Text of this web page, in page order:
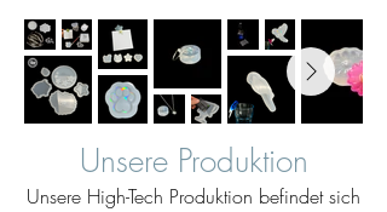
Unsere Produktion
Unsere High-Tech Produktion befindet sich